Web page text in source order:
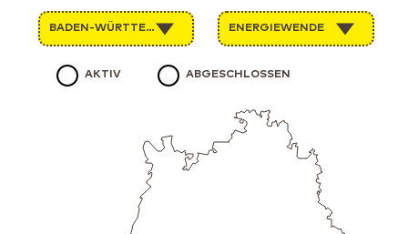
BADEN-WÜRTTEMBERG ENERGIEWENDE
AKTIV ABGESCHLOSSEN